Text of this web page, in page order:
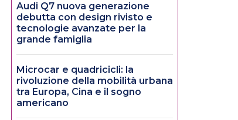
Audi Q7 nuova generazione
debutta con design rivisto e
tecnologie avanzate per la
grande famiglia
Microcar e quadricicli: la
rivoluzione della mobilità urbana
tra Europa, Cina e il sogno
americano